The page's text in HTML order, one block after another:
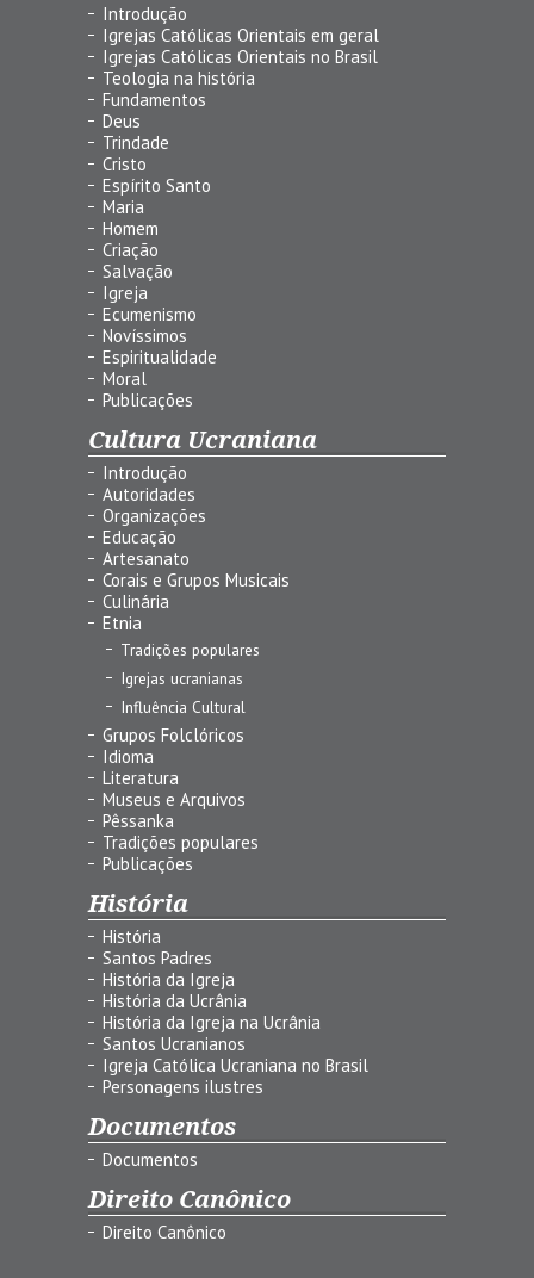
Introdução
Igrejas Católicas Orientais em geral
Igrejas Católicas Orientais no Brasil
Teologia na história
Fundamentos
Deus
Trindade
Cristo
Espírito Santo
Maria
Homem
Criação
Salvação
Igreja
Ecumenismo
Novíssimos
Espiritualidade
Moral
Publicações
Cultura Ucraniana
Introdução
Autoridades
Organizações
Educação
Artesanato
Corais e Grupos Musicais
Culinária
Etnia
Tradições populares
Igrejas ucranianas
Influência Cultural
Grupos Folclóricos
Idioma
Literatura
Museus e Arquivos
Pêssanka
Tradições populares
Publicações
História
História
Santos Padres
História da Igreja
História da Ucrânia
História da Igreja na Ucrânia
Santos Ucranianos
Igreja Católica Ucraniana no Brasil
Personagens ilustres
Documentos
Documentos
Direito Canônico
Direito Canônico